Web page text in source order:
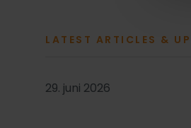
LATEST ARTICLES &
29. juni 2026